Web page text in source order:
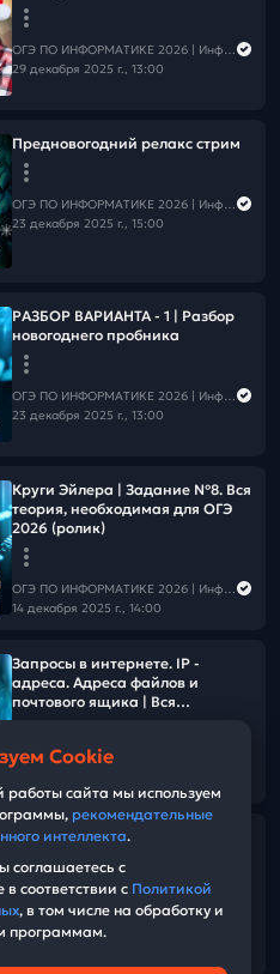
ОГЭ ПО ИНФОРМАТИКЕ 2026 | Информатика с Мане
29 декабря 2025 г., 13:00
Предновогодний релакс стрим
ОГЭ ПО ИНФОРМАТИКЕ 2026 | Информатика с Мане
23 декабря 2025 г., 15:00
РАЗБОР ВАРИАНТА - 1 | Разбор
новогоднего пробника
ОГЭ ПО ИНФОРМАТИКЕ 2026 | Информатика с Мане
23 декабря 2025 г., 13:00
Круги Эйлера | Задание №8. Вся
теория, необходимая для ОГЭ
2026 (ролик)
ОГЭ ПО ИНФОРМАТИКЕ 2026 | Информатика с Мане
14 декабря 2025 г., 14:00
Запросы в интернете. IP -
адреса. Адреса файлов и
почтового ящика | Вся
Решаем задание №5 из ОГЭ по
02 декабря 2025 г., 13:00
Cookie
сайта мы используем
рекомендательные
интеллекта.
соглашаетесь с
соответствии с Политикой
, в том числе на обработку и
программам.